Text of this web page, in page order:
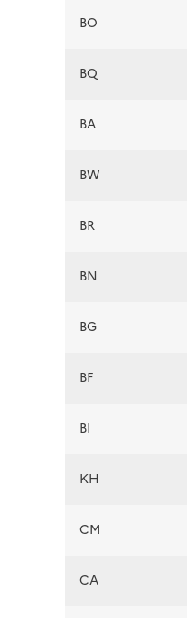
BO
BQ
BA
BW
BR
BN
BG
BF
BI
KH
CM
CA